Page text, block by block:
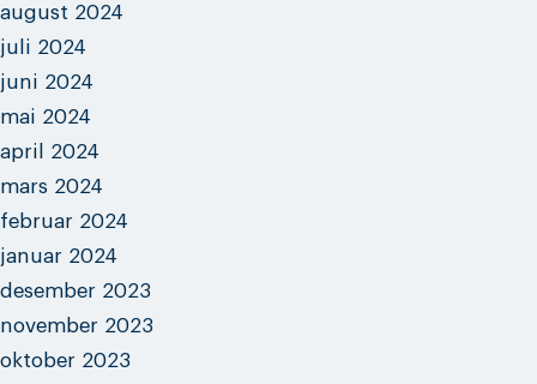
august 2024
juli 2024
juni 2024
mai 2024
april 2024
mars 2024
februar 2024
januar 2024
desember 2023
november 2023
oktober 2023